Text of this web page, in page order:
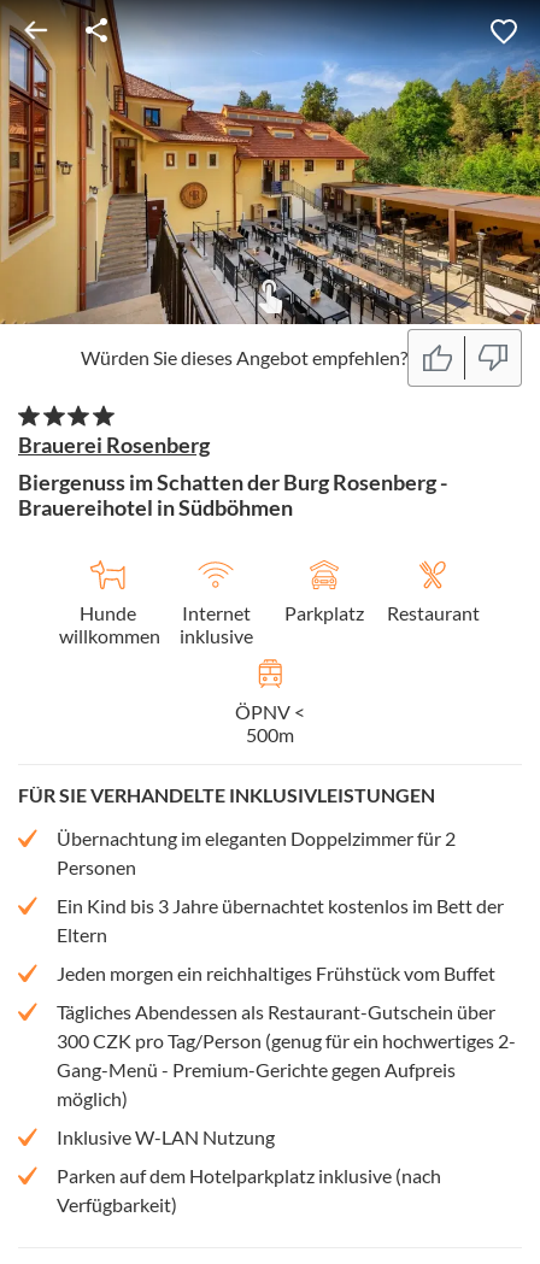
Würden Sie dieses Angebot empfehlen?
Brauerei Rosenberg
Biergenuss im Schatten der Burg Rosenberg -
Brauereihotel in Südböhmen
Hunde
willkommen
Internet
inklusive
Parkplatz Restaurant
ÖPNV <
500m
FÜR SIE VERHANDELTE INKLUSIVLEISTUNGEN
Übernachtung im eleganten Doppelzimmer für 2
Personen
Ein Kind bis 3 Jahre übernachtet kostenlos im Bett der
Eltern
Jeden morgen ein reichhaltiges Frühstück vom Buffet
Tägliches Abendessen als Restaurant-Gutschein über
300 CZK pro Tag/Person (genug für ein hochwertiges 2-
Gang-Menü - Premium-Gerichte gegen Aufpreis
möglich)
Inklusive W-LAN Nutzung
Parken auf dem Hotelparkplatz inklusive (nach
Verfügbarkeit)